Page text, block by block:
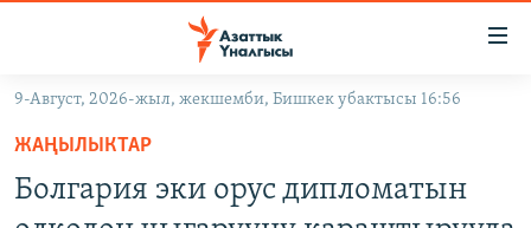
Навигацияга
өтүңүз
Издөөгө
салыңызКЫРГЫЗСТАН
9-Август, 2026-жыл, жекшемби, Бишкек убактысы 16:56
ЖАҢЫЛЫКТАР
Болгария эки орус дипломатын